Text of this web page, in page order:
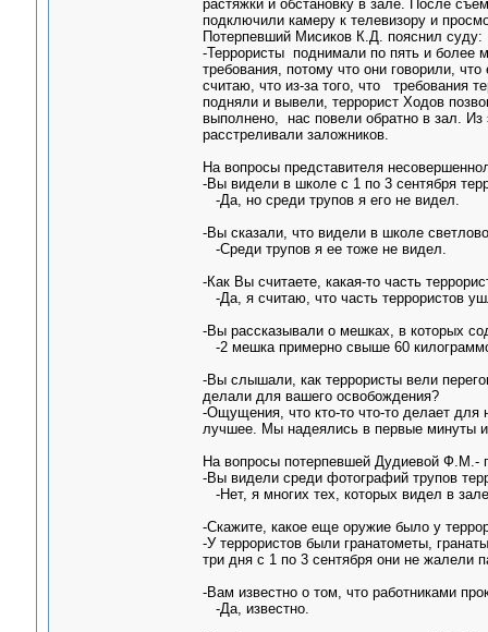
растяжки и обстановку в зале. После
подключили камеру к телевизору и
Потерпевший Мисиков К.Д. пояснил суду:
-Террористы поднимали по пять и более
требования, потому что они говорили,
считаю, что из-за того, что требования
подняли и вывели, террорист Ходов
выполнено, нас повели обратно в зал. Из
расстреливали заложников.
На вопросы представителя
-Вы видели в школе с 1 по 3 сентября
-Да, но среди трупов я его не видел.
-Вы сказали, что видели в школе
-Среди трупов я ее тоже не видел.
-Как Вы считаете, какая-то часть
-Да, я считаю, что часть террористов
-Вы рассказывали о мешках, в которых
-2 мешка примерно свыше 60
-Вы слышали, как террористы вели
делали для вашего освобождения?
-Ощущения, что кто-то что-то делает
лучшее. Мы надеялись в первые минуты
На вопросы потерпевшей Дудиевой Ф.М.-
-Вы видели среди фотографий трупов
-Нет, я многих тех, которых видел в
-Скажите, какое еще оружие было у
-У террористов были гранатометы,
три дня с 1 по 3 сентября они не жалели
-Вам известно о том, что работниками
-Да, известно.